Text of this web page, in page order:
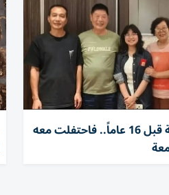
أنقذها طفلة قبل 16 عاماً.. فاحتفلت معه